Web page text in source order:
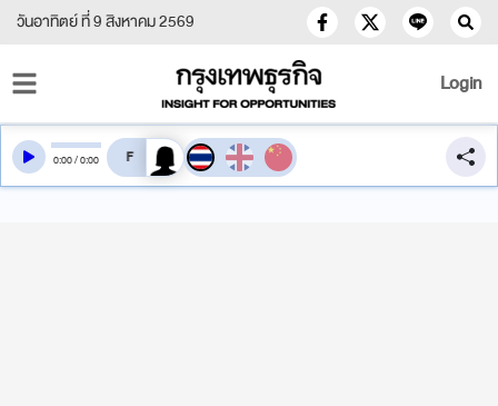
วันอาทิตย์ ที่ 9 สิงหาคม 2569
Login
0:00/0:00 สลับเสียงอ่าน